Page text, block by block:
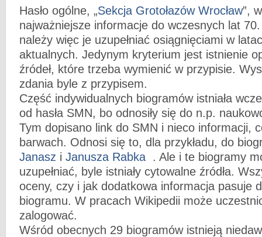
Hasło ogólne, „Sekcja Grotołazów Wrocław”,
najważniejsze informacje do wczesnych lat
należy więc je uzupełniać osiągnięciami w
aktualnych. Jedynym kryterium jest istnienie
źródeł, które trzeba wymienić w przypisie.
zdania byle z przypisem.
Część indywidualnych biogramów istniała
od hasła SMN, bo odnosiły się do n.p.
Tym dopisano link do SMN i nieco informacji,
barwach. Odnosi się to, dla przykładu, do
Janasz i Janusza Rabka . Ale i te biogramy
uzupełniać, byle istniały cytowalne źródła.
oceny, czy i jak dodatkowa informacja pasuje
biogramu. W pracach Wikipedii może
zalogować.
Wśród obecnych 29 biogramów istnieją